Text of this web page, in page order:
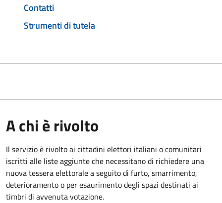
Contatti
Strumenti di tutela
A chi è rivolto
Il servizio è rivolto ai cittadini elettori italiani o comunitari
iscritti alle liste aggiunte che necessitano di richiedere una
nuova tessera elettorale a seguito di furto, smarrimento,
deterioramento o per esaurimento degli spazi destinati ai
timbri di avvenuta votazione.